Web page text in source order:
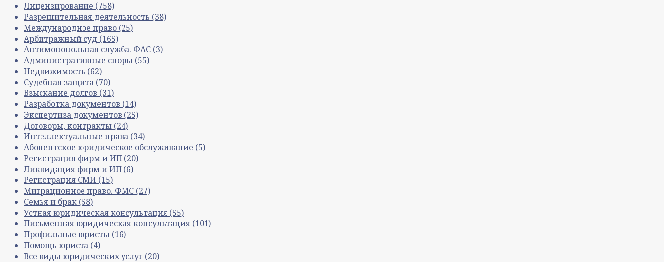
Лицензирование (758)
Разрешительная деятельность (38)
Международное право (25)
Арбитражный суд (165)
Антимонопольная служба. ФАС (3)
Административные споры (55)
Недвижимость (62)
Судебная защита (70)
Взыскание долгов (31)
Разработка документов (14)
Экспертиза документов (25)
Договоры, контракты (24)
Интеллектуальные права (34)
Абонентское юридическое обслуживание (5)
Регистрация фирм и ИП (20)
Ликвидация фирм и ИП (6)
Регистрация СМИ (15)
Миграционное право. ФМС (27)
Семья и брак (58)
Устная юридическая консультация (55)
Письменная юридическая консультация (101)
Профильные юристы (16)
Помощь юриста (4)
Все виды юридических услуг (20)